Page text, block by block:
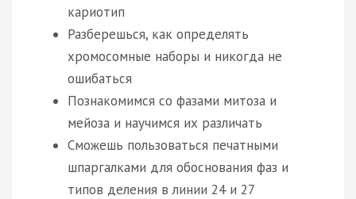
кариотип
Разберешься, как определять
хромосомные наборы и никогда не
ошибаться
Познакомимся со фазами митоза и
мейоза и научимся их различать
Сможешь пользоваться печатными
шпаргалками для обоснования фаз и
типов деления в линии 24 и 27